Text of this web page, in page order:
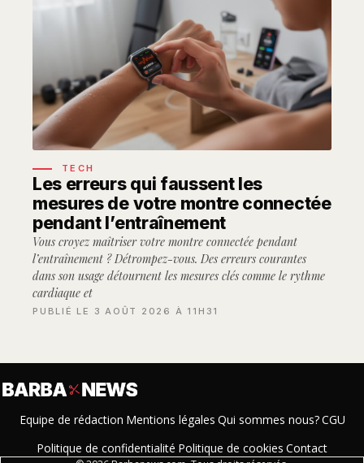
TECH
Les erreurs qui faussent les
mesures de votre montre connectée
pendant l’entraînement
Vous croyez maîtriser votre montre connectée pendant
l’entraînement ? Détrompez-vous. Des erreurs courantes
dans son usage détournent les mesures clés comme le rythme
cardiaque et
PUBLIÉ LE 3 AOÛT 2026 À 11H31
Equipe de rédaction Mentions légales Qui sommes nous?CGU
Politique de confidentialité Politique de cookies Contact